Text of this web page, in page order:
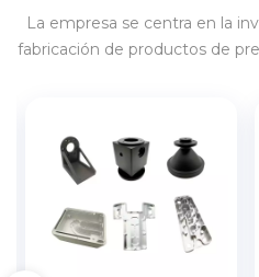
La empresa se centra en la
fabricación de productos de